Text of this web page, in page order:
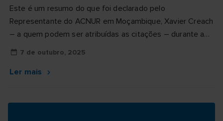
Este é um resumo do que foi declarado pelo
Representante do ACNUR em Moçambique, Xavier Creach
– a quem podem ser atribuídas as citações – durante a
conferência de...
7 de outubro, 2025
Ler mais